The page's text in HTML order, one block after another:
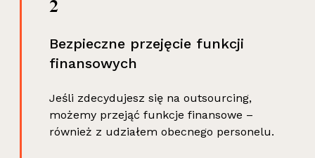
2
Bezpieczne przejęcie funkcji
finansowych
Jeśli zdecydujesz się na outsourcing,
możemy przejąć funkcje finansowe –
również z udziałem obecnego personelu.